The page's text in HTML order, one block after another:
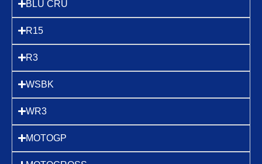
BLU CRU
R15
R3
WSBK
WR3
MOTOGP